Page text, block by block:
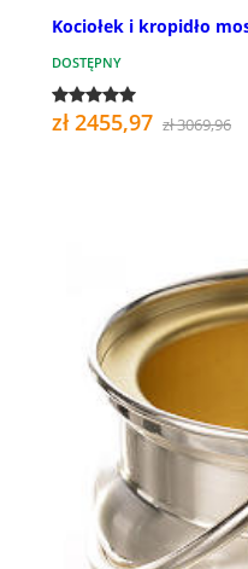
Kociołek i kropidło
DOSTĘPNY
zł 2455,97 zł 3069,96